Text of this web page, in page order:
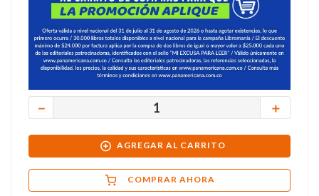
＋
－
AGREGAR AL CARRITO
COMPRAR AHORA